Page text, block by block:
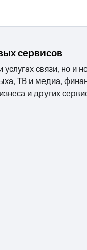
сервисов
связи, но и
ТВ и медиа,
и других